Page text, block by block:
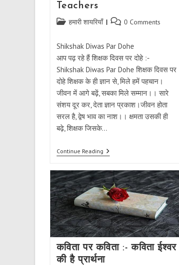
Teachers
Post हमारी शायरियाँ
Post 0 Comments
Shikshak Diwas Par Dohe
आप पढ़ रहे हैं शिक्षक दिवस पर दोहे :-
Shikshak Diwas Par Dohe शिक्षक दिवस पर
दोहे शिक्षक के ही ज्ञान से, मिले हमें पहचान।
जीवन में आगे बढ़ें, सबका मिले सम्मान।। सारे
संशय दूर कर, देता ज्ञान प्रकाश।जीवन होता
सरल है, द्वेष भाव का नाश।। क्षमता उसकी ही
बढ़े, शिक्षक जिसके…
Continue Readingशिक्षक
दिवस
दोहे
|
Shikshak
Diwas
Par
10
Dohe
Dedicated
To
Teachers
कविता पर कविता :- कविता ईश्वर
की है प्रार्थना